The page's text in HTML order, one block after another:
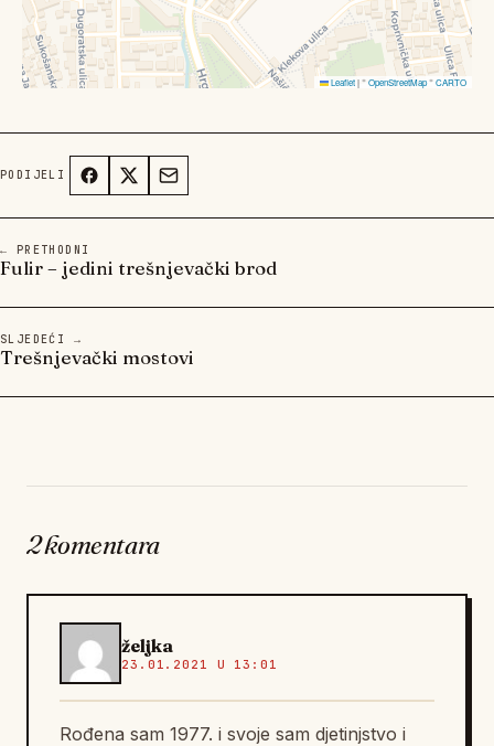
Leaflet|©OpenStreetMap©CARTO
PODIJELI
← PRETHODNI
Fulir – jedini trešnjevački brod
SLJEDEĆI →
Trešnjevački mostovi
2 komentara
željka
23.01.2021 U 13:01
Rođena sam 1977. i svoje sam djetinjstvo i